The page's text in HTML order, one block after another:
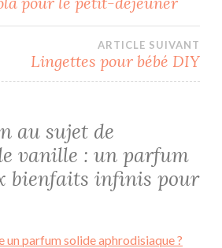
ARTICLE SUIVANT
Lingettes pour bébé DIY
au sujet de
vanille : un parfum
bienfaits infinis pour
un parfum solide aphrodisiaque ?